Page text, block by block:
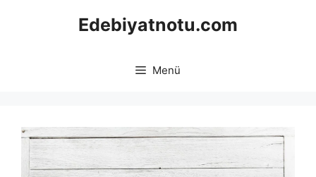
Edebiyatnotu.com
Menü